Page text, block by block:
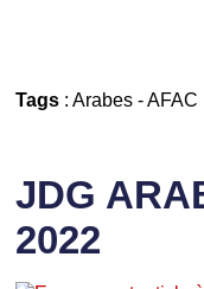
Tags: Arabes-AFAC
JDG
2022